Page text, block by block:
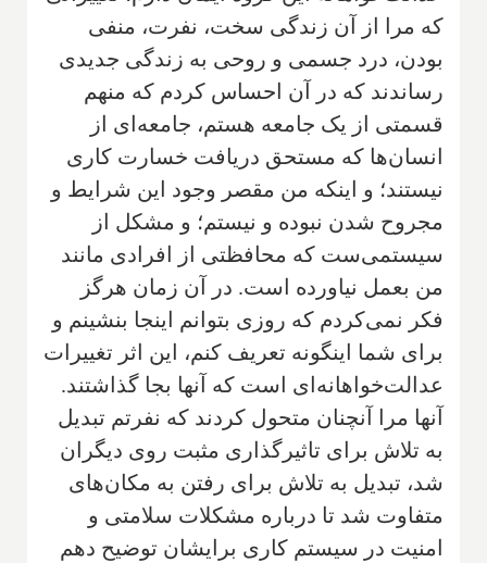
که مرا از آن زندگی سخت، نفرت، منفی
بودن، درد جسمی و روحی به زندگی جدیدی
رساندند که در آن احساس کردم که منهم
قسمتی از یک جامعه هستم، جامعه‌ای از
انسان‌ها که مستحق دریافت خسارت کاری
نیستند؛ و اینکه من مقصر وجود این شرایط و
مجروح شدن نبوده و نیستم؛ و مشکل از
سیستمی‌ست که محافظتی از افرادی مانند
من بعمل نیاورده است. در آن زمان هرگز
فکر نمی‌کردم که روزی بتوانم اینجا بنشینم و
برای شما اینگونه تعریف کنم، این اثر تغییرات
عدالت‌خواهانه‌ای است که آنها بجا گذاشتند.
آنها مرا آنچنان متحول کردند که نفرتم تبدیل
به تلاش برای تاثیرگذاری مثبت روی دیگران
شد، تبدیل به تلاش برای رفتن به مکان‌های
متفاوت شد تا درباره مشکلات سلامتی و
امنیت در سیستم کاری برایشان توضیح دهم